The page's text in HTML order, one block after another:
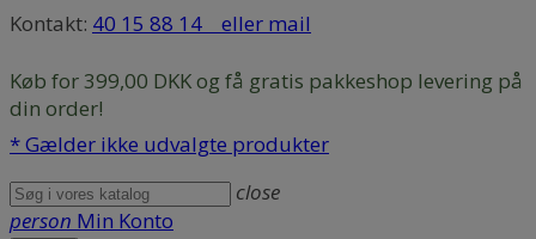
Kontakt: 40 15 88 14 eller mail
Køb for 399,00 DKK og få gratis pakkeshop levering på
din order!
* Gælder ikke udvalgte produkter
close
person Min Konto